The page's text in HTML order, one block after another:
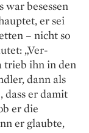
war besessen
er sei
– nicht so
„Ver­
trieb ihn in den
dann als
dass er damit
er die
er glaubte,